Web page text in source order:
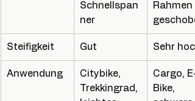
Schnellspan
ner
Rahmen
Steifigkeit Gut Sehr
Anwendung
Citybike,
Trekkingrad,
Cargo, E-
Bike,